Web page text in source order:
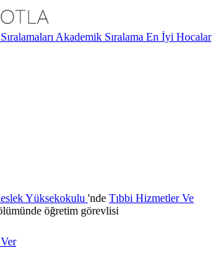
Akademik Sıralama En İyi Hocalar
Yüksekokulu 'nde Tıbbi Hizmetler Ve
öğretim görevlisi